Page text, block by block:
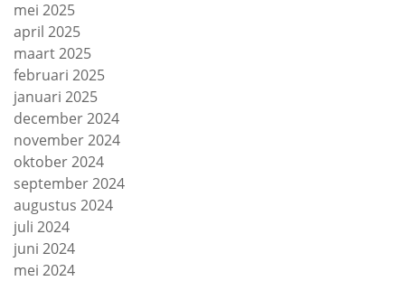
mei 2025
april 2025
maart 2025
februari 2025
januari 2025
december 2024
november 2024
oktober 2024
september 2024
augustus 2024
juli 2024
juni 2024
mei 2024